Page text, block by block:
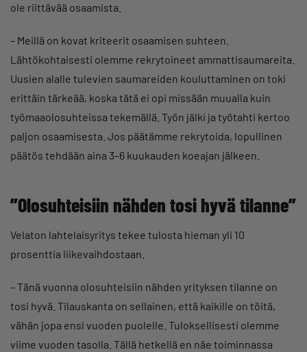
ole riittävää osaamista.
– Meillä on kovat kriteerit osaamisen suhteen.
Lähtökohtaisesti olemme rekrytoineet ammattisaumareita.
Uusien alalle tulevien saumareiden kouluttaminen on toki
erittäin tärkeää, koska tätä ei opi missään muualla kuin
työmaaolosuhteissa tekemällä. Työn jälki ja työtahti kertoo
paljon osaamisesta. Jos päätämme rekrytoida, lopullinen
päätös tehdään aina 3–6 kuukauden koeajan jälkeen.
”Olosuhteisiin nähden tosi hyvä tilanne”
Velaton lahtelaisyritys tekee tulosta hieman yli 10
prosenttia liikevaihdostaan.
– Tänä vuonna olosuhteisiin nähden yrityksen tilanne on
tosi hyvä. Tilauskanta on sellainen, että kaikille on töitä,
vähän jopa ensi vuoden puolelle. Tuloksellisesti olemme
viime vuoden tasolla. Tällä hetkellä en näe toiminnassa